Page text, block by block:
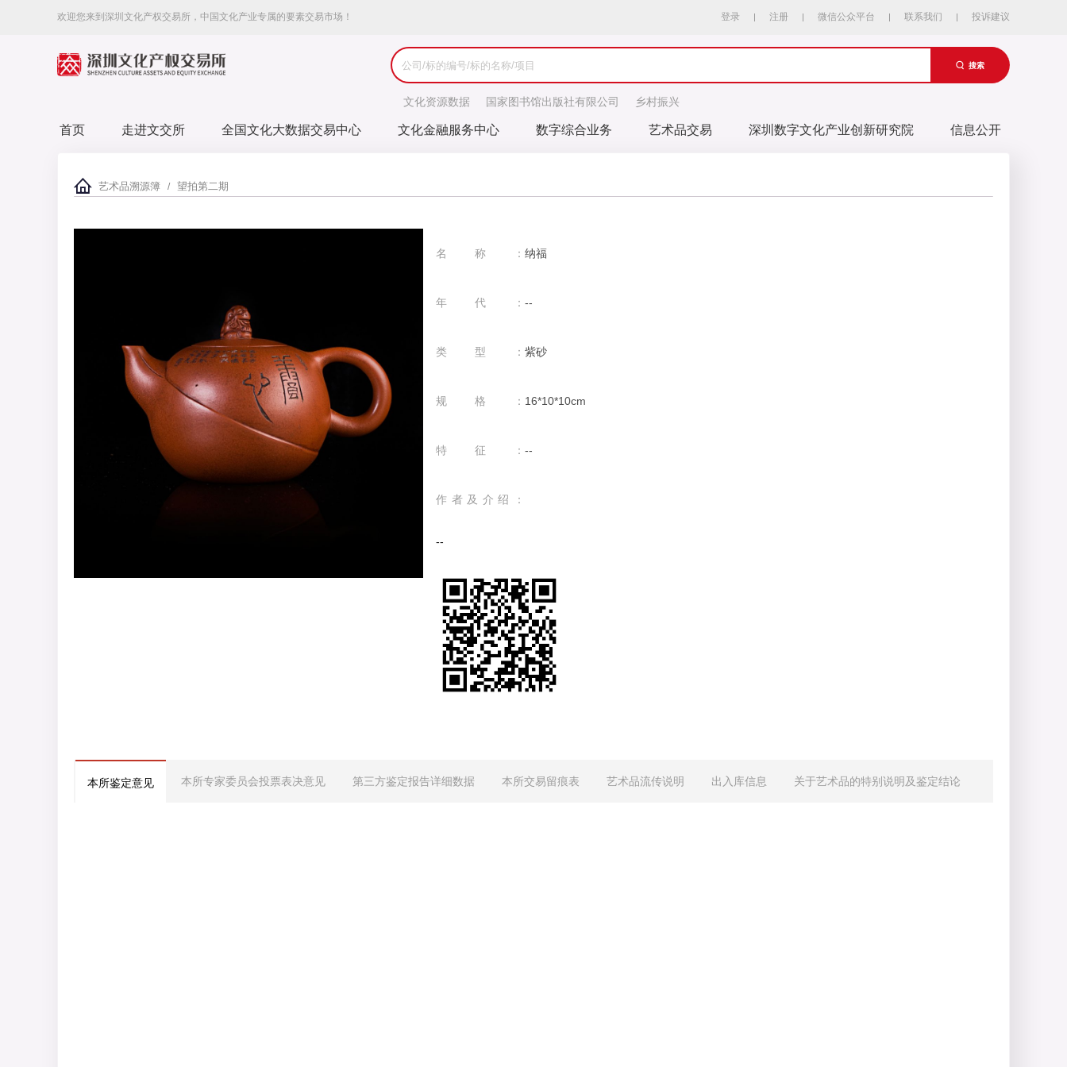
欢迎您来到深圳文化产权交易所，中国文化产业专属的要素交易市场！ 登录 注册 微信公众平台 联系我们 投诉建议
搜索
文化资源数据 国家图书馆出版社有限公司 乡村振兴
首页 走进文交所 全国文化大数据交易中心 文化金融服务中心 数字综合业务 艺术品交易 深圳数字文化产业创新研究院 信息公开
艺术品溯源簿 / 望拍第二期
名称：纳福
年代：--
类型：紫砂
规格： 16*10*10cm
特征：--
作者及介绍：
--
本所鉴定意见 本所专家委员会投票表决意见 第三方鉴定报告详细数据 本所交易留痕表 艺术品流传说明 出入库信息 关于艺术品的特别说明及鉴定结论